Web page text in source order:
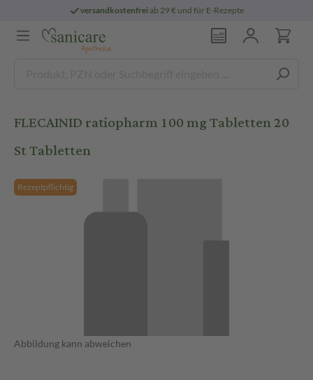
versandkostenfreiab 29 € und für E-Rezepte
FLECAINID ratiopharm 100 mg Tabletten 20
St Tabletten
Rezeptpflichtig
Abbildung kann abweichen